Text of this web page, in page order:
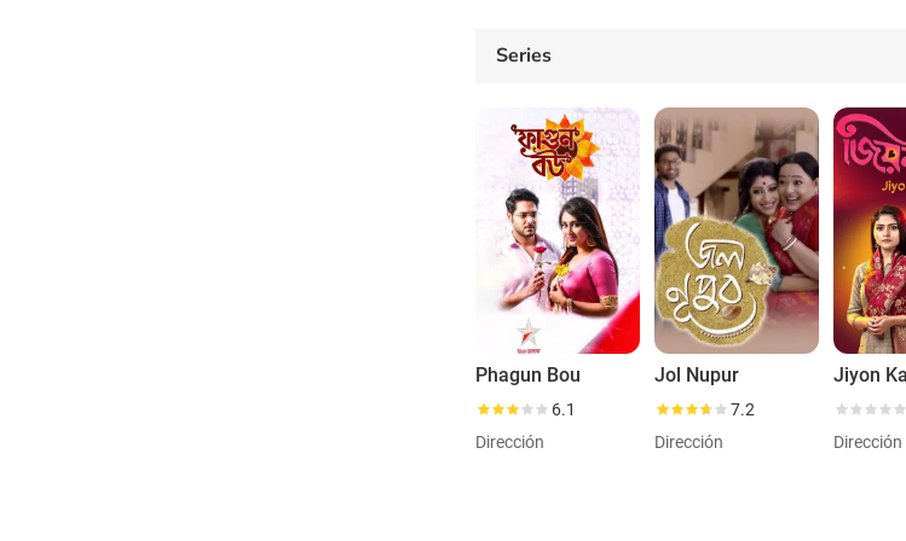
Series
Phagun Bou
6.1
Dirección
Jol Nupur
7.2
Dirección
Jiyon
Dirección